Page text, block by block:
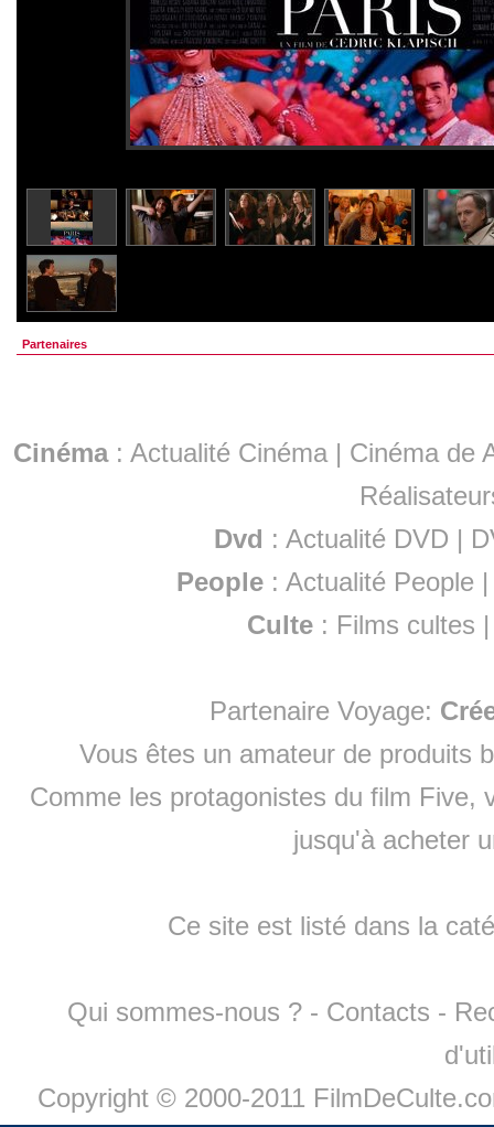
Partenaires
Cinéma: Actualité Cinéma | Cinéma de
Dvd : Actualité DVD |
People :Actualité People
Culte : Films cultes
Partenaire Voyage:
Vous êtes un amateur de produits
Comme les protagonistes du film Five,
jusqu'à acheter
Ce site est listé dans la
Qui sommes-nous ? - Contacts -
Copyright © 2000-2011